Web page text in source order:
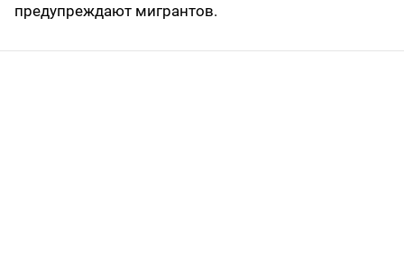
предупреждают мигрантов.